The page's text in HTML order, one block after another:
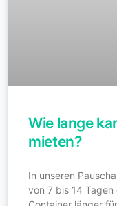
Wie lange
mieten?
In unseren
von 7 bis 14